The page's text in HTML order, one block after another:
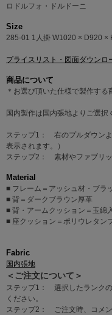
ロドルフォ・ドルドーニ
Size
285-01 1人掛 W1020 × D920 ×
プライスリスト・図面ダウンロ
商品について
＊お選び頂いた仕様で製作する
国内製作は国内張地よりご選択
ステップ1： 右のプルダウン
表示されます。）
ステップ2： 素材やファブリッ
Material
■ フレーム＝アッシュ材・ブラ
■ 背＝ダークブラウン厚革
■ 背・アームクッション＝玉綿
■ 座クッション＝ポリウレタン
Fabric
国内張地
＜ご注文について＞
ステップ1： 選択したランク
ください。
ステップ2： ご注文時、コメ